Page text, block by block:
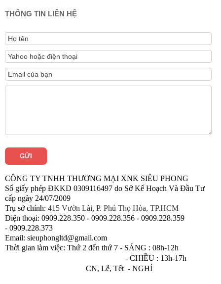
THÔNG TIN LIÊN HỆ
CÔNG TY TNHH THƯƠNG MẠI XNK SIÊU PHONG
Số giấy phép ĐKKD 0309116497 do Sở Kế Hoạch Và Đầu Tư
cấp ngày 24/07/2009
Trụ sở chính: 415 Vườn Lài, P. Phú Thọ Hòa, TP.HCM
Điện thoại: 0909.228.350 - 0909.228.356 - 0909.228.359
- 0909.228.373
Email: sieuphongltd@gmail.com
Thời gian làm việc: Thứ 2 đến thứ 7 - SÁNG : 08h-12h
- CHIỀU : 13h-17h
CN, Lễ, Tết - NGHỈ